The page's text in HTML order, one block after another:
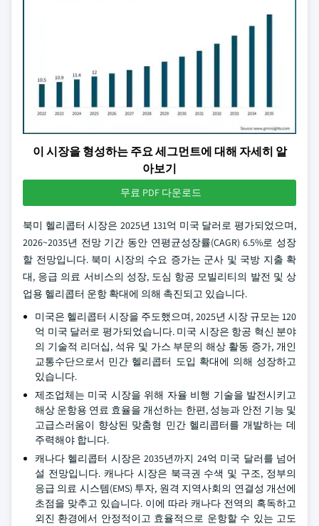
이 시장을 형성하는 주요 세그먼트에 대해 자세히 알
아보기
무료 PDF 다운로드
북미 헬리콥터 시장은 2025년 131억 미국 달러로 평가되었으며,
2026~2035년 전망 기간 동안 연평균성장률(CAGR) 6.5%로 성장
할 전망입니다. 북미 시장의 수요 증가는 군사 및 국방 지출 확
대, 응급 의료 서비스의 성장, 도심 항공 모빌리티의 발전 및 상
업용 헬리콥터 운항 확대에 의해 촉진되고 있습니다.
미국은 헬리콥터 시장을 주도했으며, 2025년 시장 규모는 120
억 미국 달러로 평가되었습니다. 미국 시장은 항공 혁신 분야
의 기술적 리더십, 석유 및 가스 부문의 해상 활동 증가, 개인
교통수단으로서 민간 헬리콥터 도입 확대에 의해 성장하고
있습니다.
제조업체는 미국 시장을 위해 자율 비행 기술을 발전시키고
해상 운항용 연료 효율을 개선하는 한편, 성능과 안전 기능 및
고급스러움이 향상된 맞춤형 민간 헬리콥터를 개발하는 데
주력해야 합니다.
캐나다 헬리콥터 시장은 2035년까지 24억 미국 달러를 넘어
설 전망입니다. 캐나다 시장은 북극권 수색 및 구조, 정부의
응급 의료 시스템(EMS) 투자, 원격 지역사회의 연결성 개선에
초점을 맞추고 있습니다. 이에 따라 캐나다 전역의 혹독하고
외진 환경에서 안정적이고 효율적으로 운항할 수 있는 고도